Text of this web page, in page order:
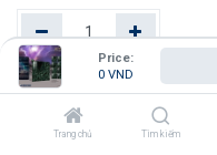
Price:
0 VND
Trang chủ Tìm kiếm